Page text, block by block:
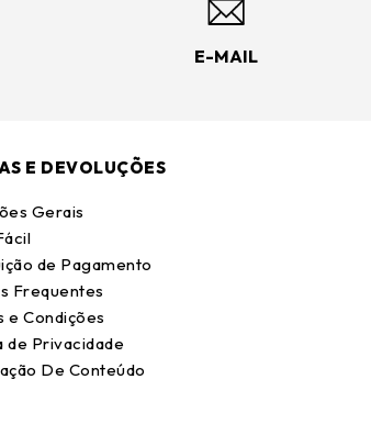
E-MAIL
E DEVOLUÇÕES
Gerais
de Pagamento
Frequentes
e Condições
de Privacidade
De Conteúdo